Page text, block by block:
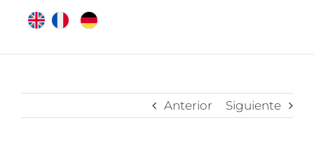
Anterior Siguiente